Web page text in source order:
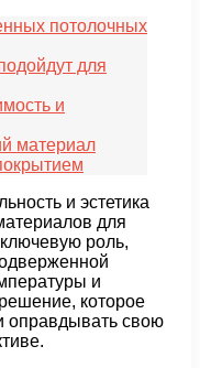
потолочных
для
и
материал
и эстетика
для
роль,
и
которое
оправдывать свою